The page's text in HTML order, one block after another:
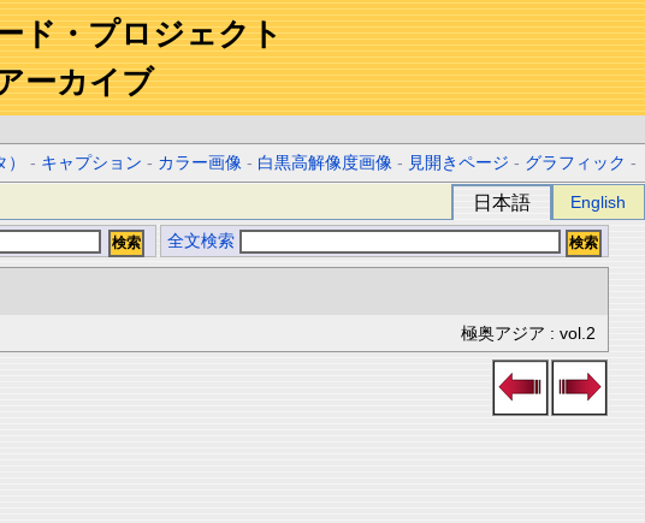
ド・プロジェクト
ーカイブ
- キャプション - カラー画像 - 白黒高解像度画像 - 見開きページ - グラフィック -
日本語 English
全文検索
極奥アジア : vol.2